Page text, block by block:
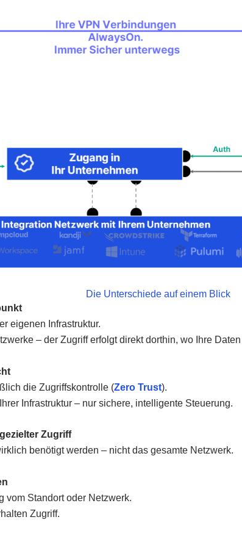
Die Unterschiede auf einem Blick
eigenen Infrastruktur.
– der Zugriff erfolgt direkt dorthin, wo Ihre
die Zugriffskontrolle (Zero Trust).
Infrastruktur – nur sichere, intelligente Steuerung.
Zugriff
benötigt werden – nicht das gesamte Netzwerk.
vom Standort oder Netzwerk.
Zugriff.